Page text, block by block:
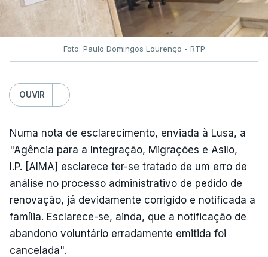
Foto: Paulo Domingos Lourenço - RTP
OUVIR
Numa nota de esclarecimento, enviada à Lusa, a
"Agência para a Integração, Migrações e Asilo,
I.P. [AIMA] esclarece ter-se tratado de um erro de
análise no processo administrativo de pedido de
renovação, já devidamente corrigido e notificada a
família. Esclarece-se, ainda, que a notificação de
abandono voluntário erradamente emitida foi
cancelada".